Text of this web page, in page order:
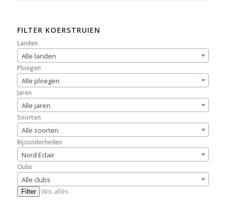
FILTER KOERSTRUIEN
Landen
Alle landen
Ploegen
Alle ploegen
Jaren
Alle jaren
Soorten
Alle soorten
Bijzonderheden
Nord Eclair
Clubs
Alle clubs
Filter Wis allés